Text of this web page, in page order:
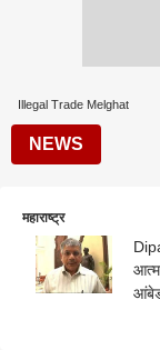
Illegal Trade Melghat
NEWS
महाराष्ट्र